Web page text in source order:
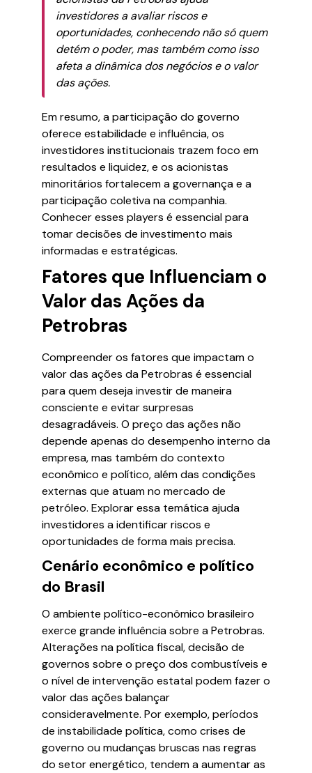
investidores a avaliar riscos e
oportunidades, conhecendo não só quem
detém o poder, mas também como isso
afeta a dinâmica dos negócios e o valor
das ações.
Em resumo, a participação do governo
oferece estabilidade e influência, os
investidores institucionais trazem foco em
resultados e liquidez, e os acionistas
minoritários fortalecem a governança e a
participação coletiva na companhia.
Conhecer esses players é essencial para
tomar decisões de investimento mais
informadas e estratégicas.
Fatores que Influenciam o
Valor das Ações da
Petrobras
Compreender os fatores que impactam o
valor das ações da Petrobras é essencial
para quem deseja investir de maneira
consciente e evitar surpresas
desagradáveis. O preço das ações não
depende apenas do desempenho interno da
empresa, mas também do contexto
econômico e político, além das condições
externas que atuam no mercado de
petróleo. Explorar essa temática ajuda
investidores a identificar riscos e
oportunidades de forma mais precisa.
Cenário econômico e político
do Brasil
O ambiente político-econômico brasileiro
exerce grande influência sobre a Petrobras.
Alterações na política fiscal, decisão de
governos sobre o preço dos combustíveis e
o nível de intervenção estatal podem fazer o
valor das ações balançar
consideravelmente. Por exemplo, períodos
de instabilidade política, como crises de
governo ou mudanças bruscas nas regras
do setor energético, tendem a aumentar as